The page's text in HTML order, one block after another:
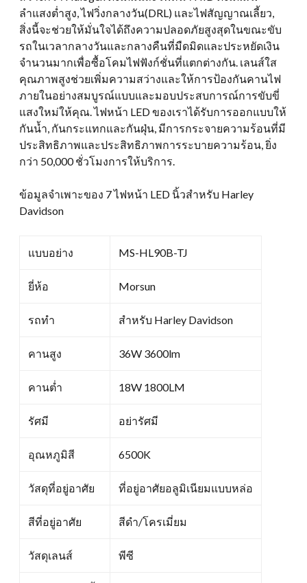
ลำแสงต่ำสูง, ไฟวิ่งกลางวัน(DRL) และไฟสัญญาณเลี้ยว,
สิ่งนี้จะช่วยให้มั่นใจได้ถึงความปลอดภัยสูงสุดในขณะขับ
รถในเวลากลางวันและกลางคืนที่มืดมิดและประหยัดเงิน
จำนวนมากเพื่อซื้อโคมไฟฟังก์ชั่นที่แตกต่างกัน. เลนส์ใส
คุณภาพสูงช่วยเพิ่มความสว่างและให้การป้องกันคานไฟ
ภายในอย่างสมบูรณ์แบบและมอบประสบการณ์การขับขี่
แสงใหม่ให้คุณ. ไฟหน้า LED ของเราได้รับการออกแบบให้
กันน้ำ, กันกระแทกและกันฝุ่น, มีการกระจายความร้อนที่มี
ประสิทธิภาพและประสิทธิภาพการระบายความร้อน, ยิ่ง
กว่า 50,000 ชั่วโมงการให้บริการ.
ข้อมูลจำเพาะของ 7 ไฟหน้า LED นิ้วสำหรับ Harley
Davidson
แบบอย่าง MS-HL90B-TJ
ยี่ห้อ Morsun
รถทำ สำหรับ Harley Davidson
คานสูง 36W 3600lm
คานต่ำ 18W 1800LM
รัศมี อย่ารัศมี
อุณหภูมิสี 6500K
วัสดุที่อยู่อาศัย ที่อยู่อาศัยอลูมิเนียมแบบหล่อ
สีที่อยู่อาศัย สีดำ/โครเมี่ยม
วัสดุเลนส์ พีซี